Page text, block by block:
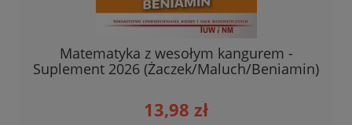
Matematyka z wesołym kangurem -
Suplement 2026 (Żaczek/Maluch/Beniamin)
13,98 zł